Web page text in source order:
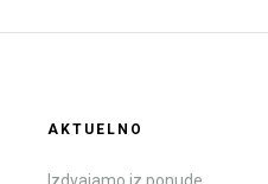
AKTUELNO